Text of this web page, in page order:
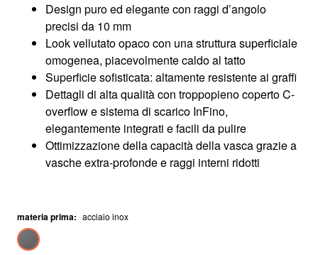
Design puro ed elegante con raggi d’angolo
precisi da 10 mm
Look vellutato opaco con una struttura superficiale
omogenea, piacevolmente caldo al tatto
Superficie sofisticata: altamente resistente ai graffi
Dettagli di alta qualità con troppopieno coperto C-
overflow e sistema di scarico InFino,
elegantemente integrati e facili da pulire
Ottimizzazione della capacità della vasca grazie a
vasche extra-profonde e raggi interni ridotti
materia prima: acciaio inox